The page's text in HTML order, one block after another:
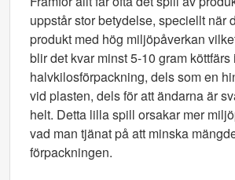
uppstår stor betydelse, speciellt när
produkt med hög miljöpåverkan
blir det kvar minst 5-10 gram köttfärs
halvkilosförpackning, dels som en
vid plasten, dels för att ändarna är
helt. Detta lilla spill orsakar mer
vad man tjänat på att minska
förpackningen.